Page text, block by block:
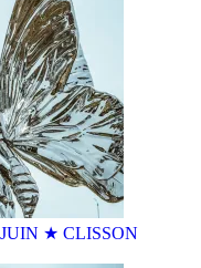
★ CLISSON